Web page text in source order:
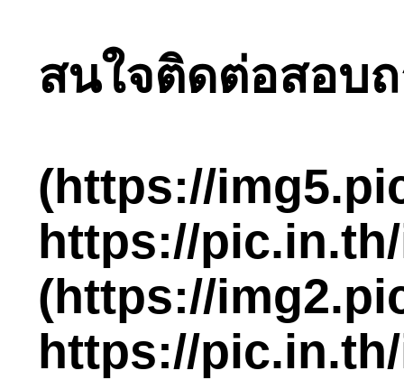
สนใจติดต่อสอบ
(https://
https://pic.in.th/
(https://
https://pic.in.th/